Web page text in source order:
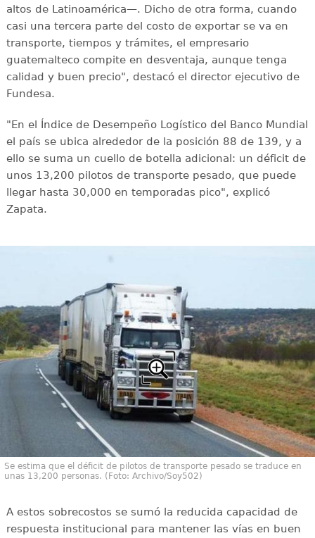
altos de Latinoamérica—. Dicho de otra forma, cuando
casi una tercera parte del costo de exportar se va en
transporte, tiempos y trámites, el empresario
guatemalteco compite en desventaja, aunque tenga
calidad y buen precio", destacó el director ejecutivo de
Fundesa.
"En el Índice de Desempeño Logístico del Banco Mundial
el país se ubica alrededor de la posición 88 de 139, y a
ello se suma un cuello de botella adicional: un déficit de
unos 13,200 pilotos de transporte pesado, que puede
llegar hasta 30,000 en temporadas pico", explicó
Zapata.
Se estima que el déficit de pilotos de transporte pesado se traduce en
unas 13,200 personas. (Foto: Archivo/Soy502)
A estos sobrecostos se sumó la reducida capacidad de
respuesta institucional para mantener las vías en buen